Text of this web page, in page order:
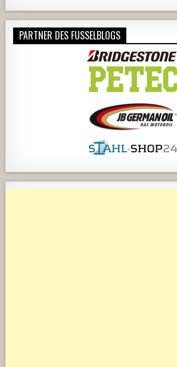
PARTNER DES FUSSELBLOGS